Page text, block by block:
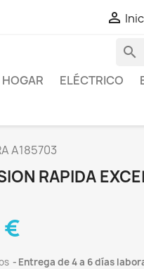

search
HOGAR ELÉCTRICO
A185703
RAPIDA
€
Entrega de 4 a 6 días